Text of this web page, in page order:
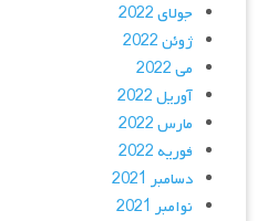
جولای 2022
ژوئن 2022
می 2022
آوریل 2022
مارس 2022
فوریه 2022
دسامبر 2021
نوامبر 2021